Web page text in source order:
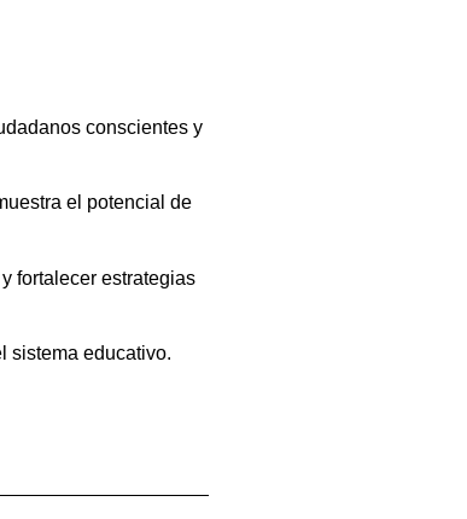
conscientes y
el potencial de
fortalecer estrategias
sistema educativo.